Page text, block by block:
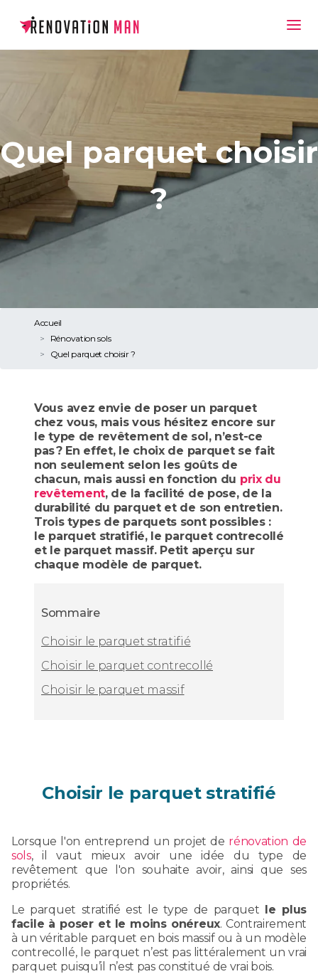
Quel parquet choisir
?
Accueil
Rénovation sols
Quel parquet choisir ?
Vous avez envie de poser un parquet
chez vous, mais vous hésitez encore sur
le type de revêtement de sol, n’est-ce
pas ? En effet, le choix de parquet se fait
non seulement selon les goûts de
chacun, mais aussi en fonction du prix du
revêtement, de la facilité de pose, de la
durabilité du parquet et de son entretien.
Trois types de parquets sont possibles :
le parquet stratifié, le parquet contrecollé
et le parquet massif. Petit aperçu sur
chaque modèle de parquet.
Sommaire
Choisir le parquet stratifié
Choisir le parquet contrecollé
Choisir le parquet massif
Choisir le parquet stratifié
Lorsque l'on entreprend un projet de rénovation de
sols, il vaut mieux avoir une idée du type de
revêtement que l'on souhaite avoir, ainsi que ses
propriétés.
Le parquet stratifié est le type de parquet le plus
facile à poser et le moins onéreux. Contrairement
à un véritable parquet en bois massif ou à un modèle
contrecollé, le parquet n’est pas littéralement un vrai
parquet puisqu’il n’est pas constitué de vrai bois.